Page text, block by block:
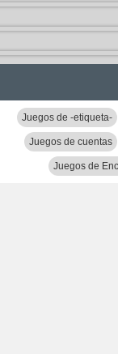
Juegos de -etiqueta-
Juegos de cuentas
Juegos de